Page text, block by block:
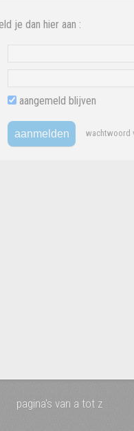
je dan hier aan :
aangemeld blijven
wachtwoord
pagina's van a tot z